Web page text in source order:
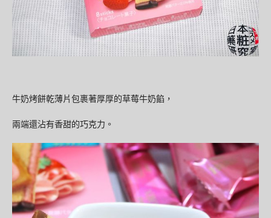
牛奶烤餅乾薄片包裹著厚厚的草莓牛奶餡，
兩端還沾有香甜的巧克力。